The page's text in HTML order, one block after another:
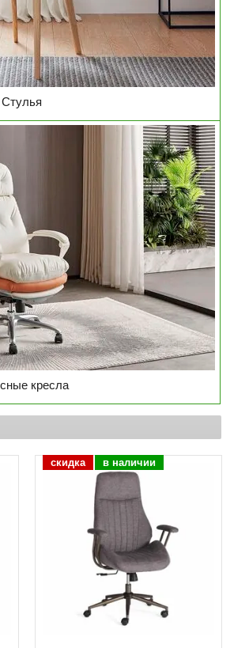
Стулья
кресла
скидка в наличии